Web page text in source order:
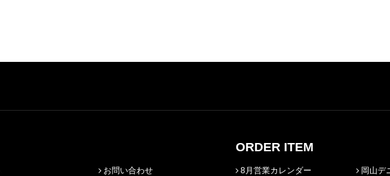
お問い合わせ
ORDER ITEM
8月営業カレンダー 岡山デ